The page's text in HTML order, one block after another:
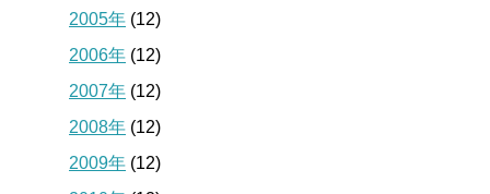
2005年 (12)
2006年 (12)
2007年 (12)
2008年 (12)
2009年 (12)